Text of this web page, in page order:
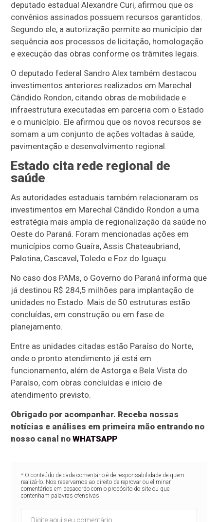
deputado estadual Alexandre Curi, afirmou que os
convênios assinados possuem recursos garantidos.
Segundo ele, a autorização permite ao município dar
sequência aos processos de licitação, homologação
e execução das obras conforme os trâmites legais.
O deputado federal Sandro Alex também destacou
investimentos anteriores realizados em Marechal
Cândido Rondon, citando obras de mobilidade e
infraestrutura executadas em parceria com o Estado
e o município. Ele afirmou que os novos recursos se
somam a um conjunto de ações voltadas à saúde,
pavimentação e desenvolvimento regional.
Estado cita rede regional de
saúde
As autoridades estaduais também relacionaram os
investimentos em Marechal Cândido Rondon a uma
estratégia mais ampla de regionalização da saúde no
Oeste do Paraná. Foram mencionadas ações em
municípios como Guaíra, Assis Chateaubriand,
Palotina, Cascavel, Toledo e Foz do Iguaçu.
No caso dos PAMs, o Governo do Paraná informa que
já destinou R$ 284,5 milhões para implantação de
unidades no Estado. Mais de 50 estruturas estão
concluídas, em construção ou em fase de
planejamento.
Entre as unidades citadas estão Paraíso do Norte,
onde o pronto atendimento já está em
funcionamento, além de Astorga e Bela Vista do
Paraíso, com obras concluídas e início de
atendimento previsto.
Obrigado por acompanhar. Receba nossas
notícias e análises em primeira mão entrando no
nosso canal noWHATSAPP
* O conteúdo de cada comentário é de responsabilidade de quem
realizá-lo. Nos reservamos ao direito de reprovar ou eliminar
comentários em desacordo com o propósito do site ou que
contenham palavras ofensivas.